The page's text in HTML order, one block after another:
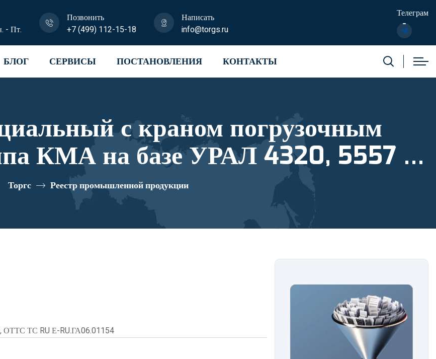
- Пт.
Позвонить
+7 (499) 112-15-18
Написать
info@torgs.ru
Телеграм
БЛОГ СЕРВИСЫ ПОСТАНОВЛЕНИЯ КОНТАКТЫ
с краном погрузочным
КМА на базе УРАЛ 4320, 5557 и
4L200 реестровый номер
10334761
Торгс Реестр промышленной продукции
ТС RU Е-RU.ГА06.01154